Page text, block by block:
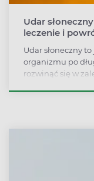
Udar
leczenie i
Udar słoneczny
organizmu po
rozwinąć się w